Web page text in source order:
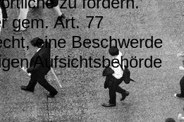
gem. Art. 77
eine Beschwerde
Aufsichtsbehörde